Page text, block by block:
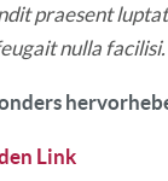
praesent
nulla facilisi.
Link